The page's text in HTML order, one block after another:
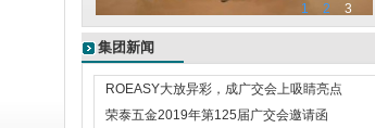
1 2 3
集团新闻
ROEASY大放异彩，成广交会上吸睛亮点
荣泰五金2019年第125届广交会邀请函